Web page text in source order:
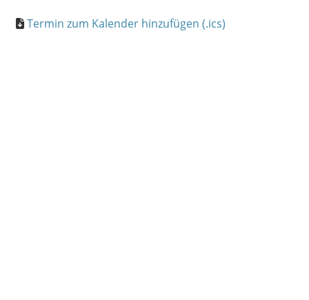
Termin zum Kalender hinzufügen (.ics)